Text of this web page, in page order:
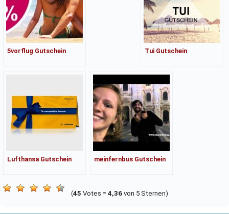
5vorflug Gutschein Tui Gutschein
Lufthansa Gutschein meinfernbus Gutschein
(45 Votes = 4,36von 5 Sternen)